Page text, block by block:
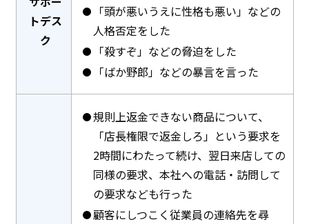
トデス
ク
「頭が悪いうえに性格も悪い」などの
人格否定をした
「殺すぞ」などの脅迫をした
「ばか野郎」などの暴言を言った
規則上返金できない商品について、
「店長権限で返金しろ」という要求を
2時間にわたって続け、翌日来店しての
同様の要求、本社への電話・訪問して
の要求なども行った
顧客にしつこく従業員の連絡先を尋